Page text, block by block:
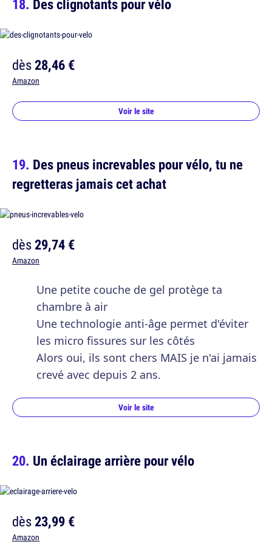
Des clignotants pour vélo
dès28,46 €
Amazon
Voir le site
Des pneus increvables pour vélo, tu ne
regretteras jamais cet achat
dès29,74 €
Amazon
Une petite couche de gel protège ta
chambre à air
Une technologie anti-âge permet d'éviter
les micro fissures sur les côtés
Alors oui, ils sont chers MAIS je n'ai jamais
crevé avec depuis 2 ans.
Voir le site
Un éclairage arrière pour vélo
dès23,99 €
Amazon